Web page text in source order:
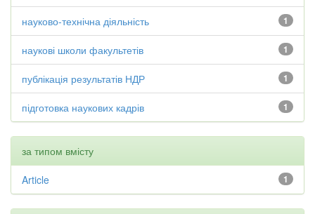
1
науково-технічна діяльність
1
наукові школи факультетів
1
публікація результатів НДР
1
підготовка наукових кадрів
за типом вмісту
1
Article